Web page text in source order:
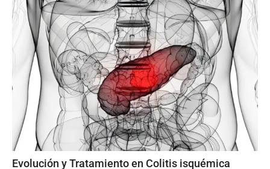
Evolución y Tratamiento en Colitis isquémica